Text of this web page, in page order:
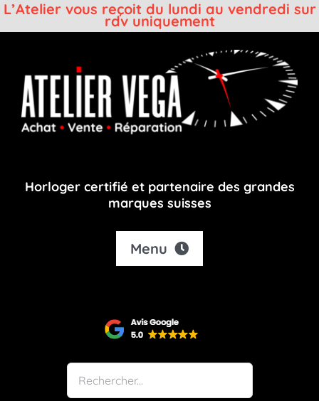
L’Atelier vous reçoit du lundi au vendredi sur
rdv uniquement
contenu
Horloger certifié et partenaire des grandes
marques suisses
Menu
Shop
Notre atelier
À propos